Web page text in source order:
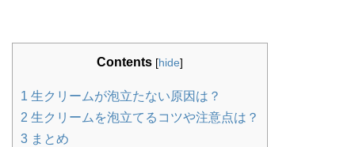
Contents [hide]
1 生クリームが泡立たない原因は？
2 生クリームを泡立てるコツや注意点は？
3 まとめ